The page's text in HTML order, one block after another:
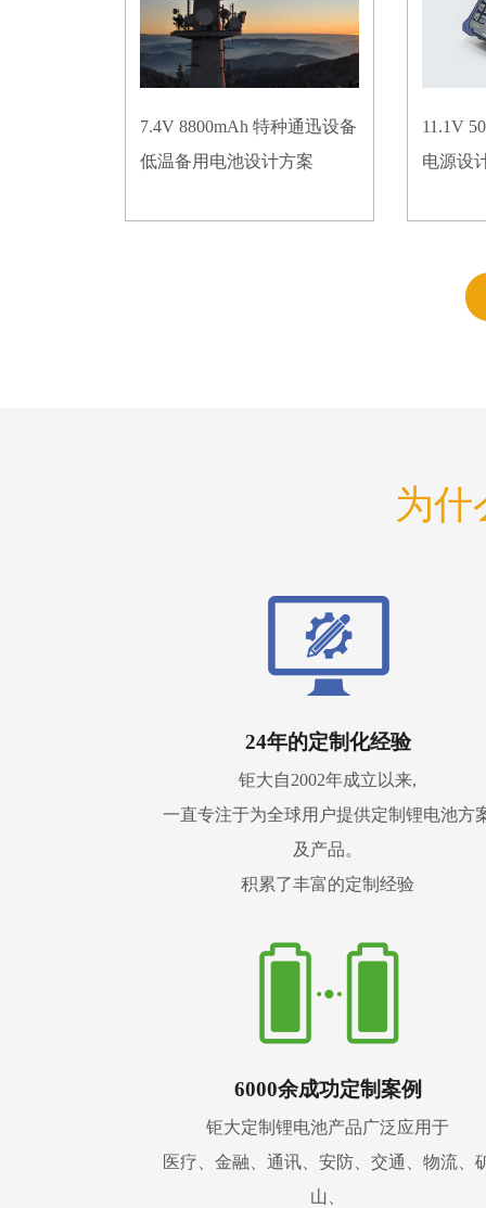
7.4V 8800mAh 特种通迅设备
低温备用电池设计方案
11.1V
电源设
为什
24年的定制化经验
钜大自2002年成立以来,
一直专注于为全球用户提供定制锂电池方
及产品。
积累了丰富的定制经验
6000余成功定制案例
钜大定制锂电池产品广泛应用于
医疗、金融、通讯、安防、交通、物流、
山、